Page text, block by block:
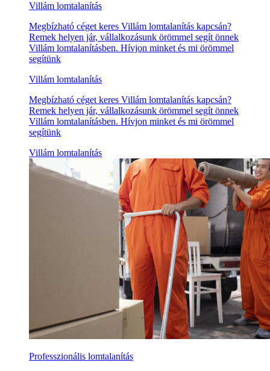
Villám lomtalanítás
Megbízható céget keres Villám lomtalanítás kapcsán?
Remek helyen jár, vállalkozásunk örömmel segít önnek
Villám lomtalanításben. Hívjon minket és mi örömmel
segítünk
Villám lomtalanítás
Megbízható céget keres Villám lomtalanítás kapcsán?
Remek helyen jár, vállalkozásunk örömmel segít önnek
Villám lomtalanításben. Hívjon minket és mi örömmel
segítünk
Villám lomtalanítás
Professzionális lomtalanítás